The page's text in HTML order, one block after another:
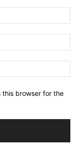
this browser for the